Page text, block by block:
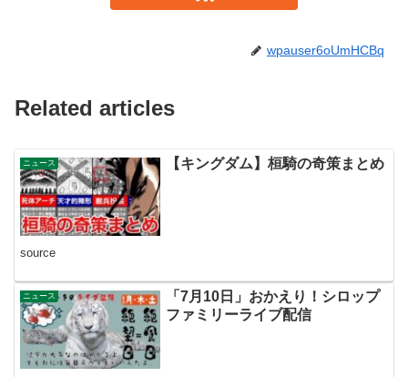
wpauser6oUmHCBq
Related articles
ニュース 【キングダム】桓騎の奇策まとめ
source
ニュース
「7月10日」おかえり！シロップ
ファミリーライブ配信